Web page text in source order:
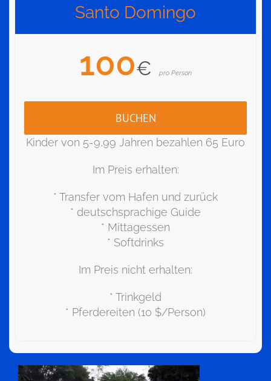
Santo Domingo
100€ pro Person
BUCHEN
Kinder von 5-9,99 Jahren bezahlen 65 Euro
Im Preis erhalten:
* Transfer vom Hafen und zurück
* deutschsprachige Guide
* Mittagessen
* Softdrinks
Im Preis nicht erhalten:
* Trinkgeld
* Pferdereiten (10 $/Person)